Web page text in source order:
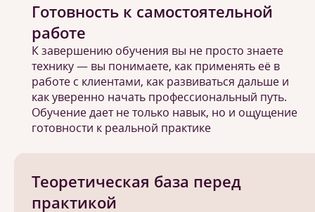
Теоретическая база перед
практикой
Готовность к самостоятельной
работе
К завершению обучения вы не просто знаете
технику — вы понимаете, как применять её в
работе с клиентами, как развиваться дальше и
как уверенно начать профессиональный путь.
Обучение дает не только навык, но и ощущение
готовности к реальной практике